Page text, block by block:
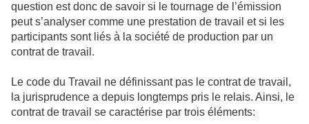
question est donc de savoir si le tournage de l’émission
peut s’analyser comme une prestation de travail et si les
participants sont liés à la société de production par un
contrat de travail.
Le code du Travail ne définissant pas le contrat de travail,
la jurisprudence a depuis longtemps pris le relais. Ainsi, le
contrat de travail se caractérise par trois éléments: